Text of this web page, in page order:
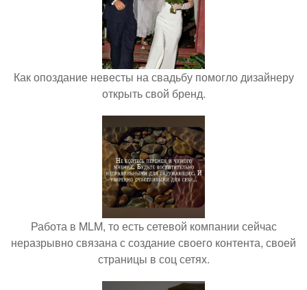
Как опоздание невесты на свадьбу помогло дизайнеру
открыть свой бренд.
Работа в MLM, то есть сетевой компании сейчас
неразрывно связана с создание своего контента, своей
страницы в соц сетях.